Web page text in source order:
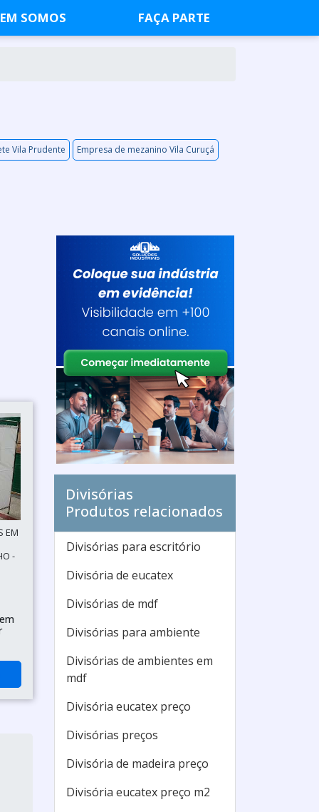
SOMOS FAÇA PARTE
Vila Prudente Empresa de mezanino Vila Curuçá
EM
-
Divisórias
Produtos relacionados
Divisórias para escritório
Divisória de eucatex
Divisórias de mdf
Divisórias para ambiente
Divisórias de ambientes em
mdf
Divisória eucatex preço
Divisórias preços
Divisória de madeira preço
Divisória eucatex preço m2